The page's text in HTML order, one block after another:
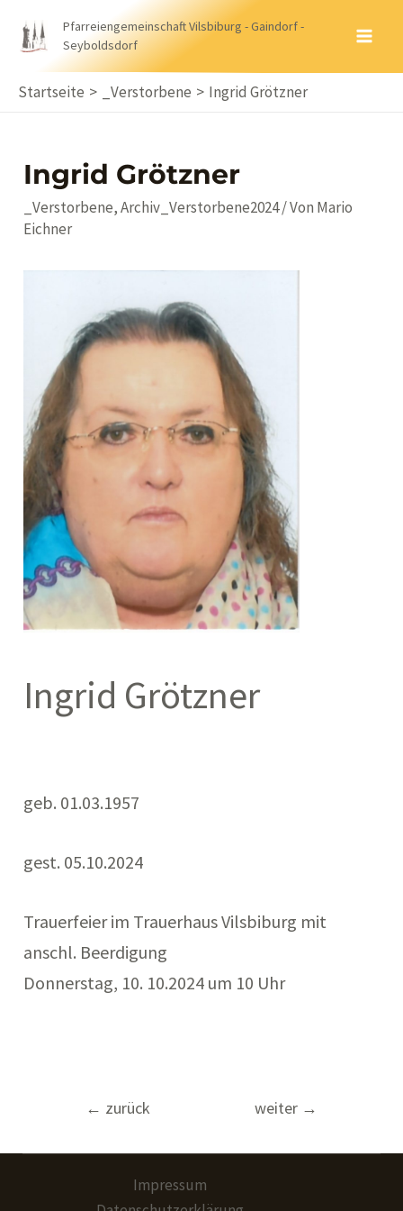
Inhalt
Pfarreiengemeinschaft Vilsbiburg - Gaindorf -
Seyboldsdorf
Startseite _Verstorbene Ingrid Grötzner
Ingrid Grötzner
_Verstorbene,Archiv_Verstorbene2024/ Von Mario
Eichner
Ingrid Grötzner
geb. 01.03.1957
gest. 05.10.2024
Trauerfeier im Trauerhaus Vilsbiburg mit
anschl. Beerdigung
Donnerstag, 10. 10.2024 um 10 Uhr
Beitragsnavigation
← zurück weiter →
Impressum